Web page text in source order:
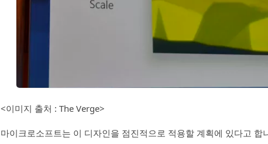
<이미지 출처 : The Verge>
마이크로소프트는 이 디자인을 점진적으로 적용할 계획에 있다고